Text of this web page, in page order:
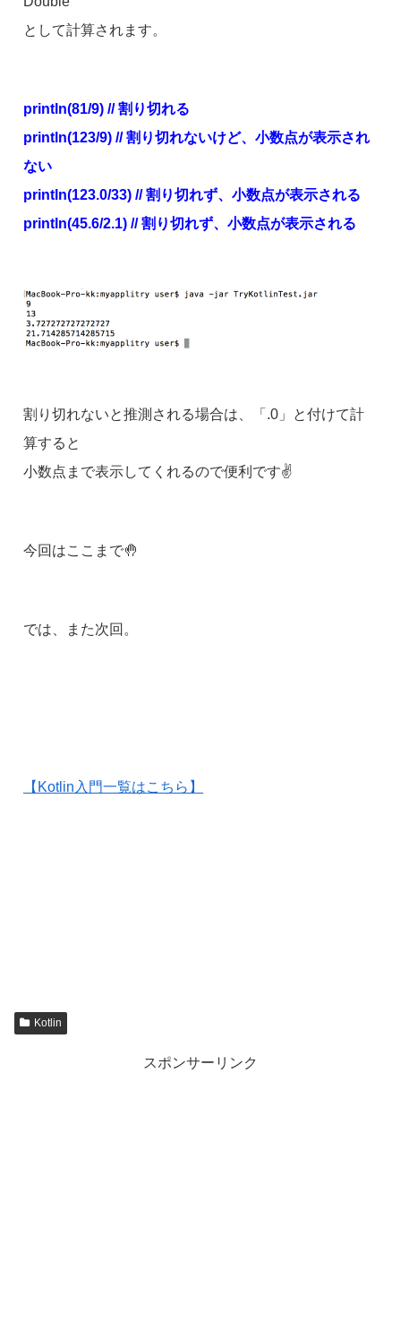
として計算されます。
println(81/9) // 割り切れる
println(123/9) // 割り切れないけど、小数点が表示され
ない
println(123.0/33) // 割り切れず、小数点が表示される
println(45.6/2.1) // 割り切れず、小数点が表示される
割り切れないと推測される場合は、「.0」と付けて計
算すると
小数点まで表示してくれるので便利です✌
今回はここまで🤚
では、また次回。
【Kotlin入門一覧はこちら】
Kotlin
スポンサーリンク